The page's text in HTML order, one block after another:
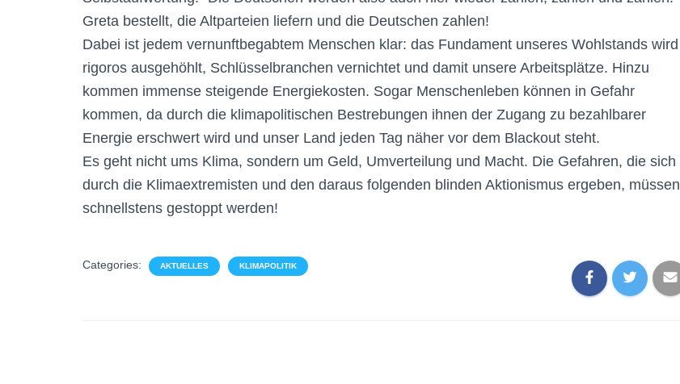
Greta bestellt, die Altparteien liefern und die Deutschen zahlen!
Dabei ist jedem vernunftbegabtem Menschen klar: das Fundament unseres Wohlstands wird
rigoros ausgehöhlt, Schlüsselbranchen vernichtet und damit unsere Arbeitsplätze. Hinzu
kommen immense steigende Energiekosten. Sogar Menschenleben können in Gefahr
kommen, da durch die klimapolitischen Bestrebungen ihnen der Zugang zu bezahlbarer
Energie erschwert wird und unser Land jeden Tag näher vor dem Blackout steht.
Es geht nicht ums Klima, sondern um Geld, Umverteilung und Macht. Die Gefahren, die sich
durch die Klimaextremisten und den daraus folgenden blinden Aktionismus ergeben, müssen
schnellstens gestoppt werden!
Categories: AKTUELLES KLIMAPOLITIK